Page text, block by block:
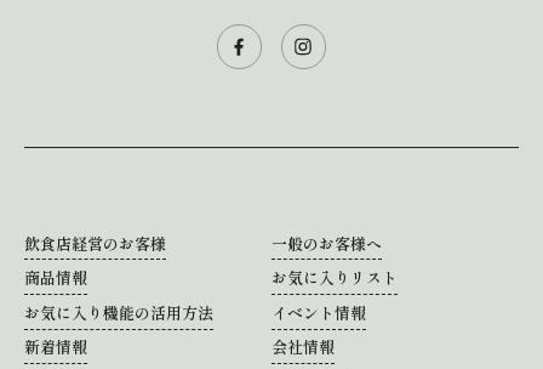
飲食店経営のお客様
一般のお客様へ
商品情報
お気に入りリスト
お気に入り機能の活用方法
イベント情報
新着情報
会社情報